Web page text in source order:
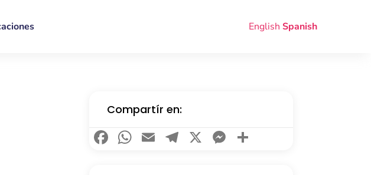
English Spanish
Compartír en:
Facebook
WhatsApp
EmailTelegram
X Messenger